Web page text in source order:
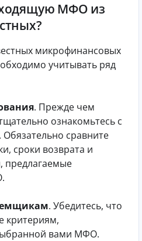
МФО из
микрофинансовых
учитывать ряд
. Прежде чем
ознакомьтесь с
сравните
сроки возврата и
предлагаемые
. Убедитесь, что
критериям,
вами МФО.